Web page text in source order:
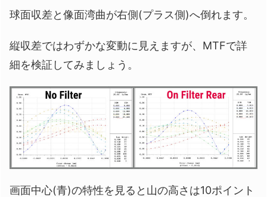
球面収差と像面湾曲が右側(プラス側)へ倒れます。
縦収差ではわずかな変動に見えますが、MTFで詳
細を検証してみましょう。
画面中心(青)の特性を見ると山の高さは10ポイント